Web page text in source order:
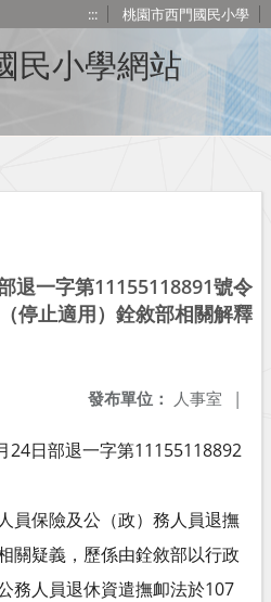
::: 桃園市西門國民小學
退一字第11155118891號令
停止適用）銓敘部相關解釋
發布單位： 人事室 |
日部退一字第11155118892
保險及公（政）務人員退撫
關疑義，歷係由銓敘部以行政
務人員退休資遣撫卹法於107